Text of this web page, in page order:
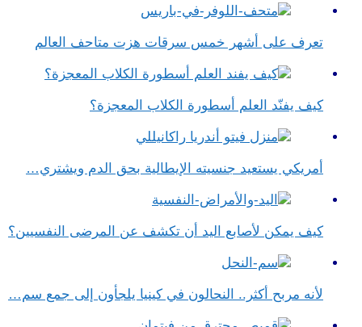
تعرف على أشهر خمس سرقات هزت متاحف العالم
كيف يفنّد العلم أسطورة الكلاب المعجزة؟
أمريكي يستعيد جنسيته الإيطالية بحق الدم ويشتري…
كيف يمكن لأصابع اليد أن تكشف عن المرضى النفسيين؟
لأنه مربح أكثر.. النحالون في كينيا يلجأون إلى جمع سم…